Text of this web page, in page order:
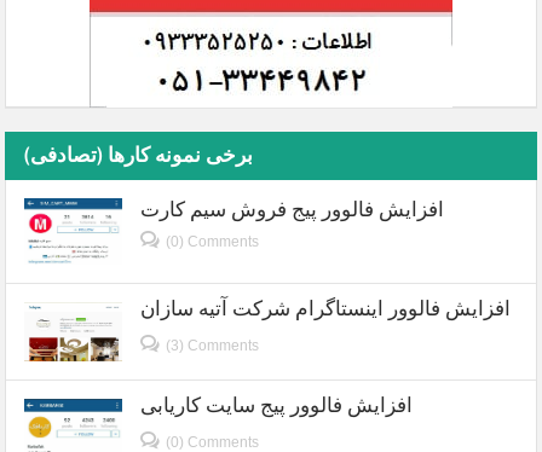
برخی نمونه کارها (تصادفی)
افزایش فالوور پیج فروش سیم کارت
(0) Comments
افزایش فالوور اینستاگرام شرکت آتیه سازان
(3) Comments
افزایش فالوور پیج سایت کاریابی
(0) Comments